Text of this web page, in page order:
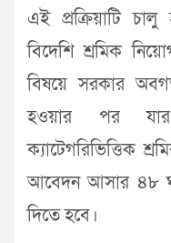
এই প্রক্রিয়াটি চালু
বিদেশি শ্রমিক
বিষয়ে সরকার
হওয়ার পর
ক্যাটেগরিভিত্তিক
আবেদন আসার ৪৮
দিতে হবে।